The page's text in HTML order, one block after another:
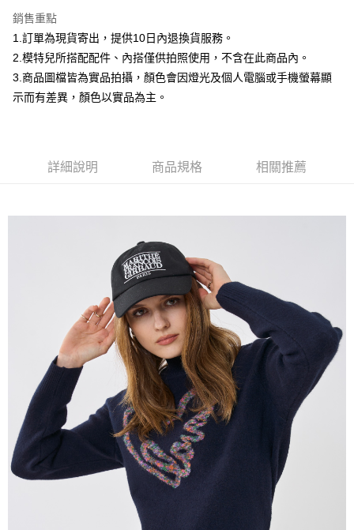
聯邦商業銀行
元大商業銀行
永豐商業銀行
台新國際商業銀行
中國信託商業銀行
台灣樂天信用卡公司
悠遊付
Google Pay
大哥付你分期
2.付款方式選擇「大哥付你分期」，訂單成立後會自動跳轉到大哥付的交易
流程，驗證手機門號後，選擇欲分期的期數、繳款截止日，確認付款後即完
4.訂單成立30分鐘內，如未前往確認交易或遇審核未通過，訂單將自動取
1.分期款項不併入電信帳單，「大哥付你分期」於每月結算日後寄送繳費提
2.透過簡訊連結打開帳單後，可選擇「超商條碼／台灣大直營門市／銀行轉
帳／街口支付／iPASS MONEY」等通路繳費。
【注意事項】
1.本服務係由「台灣大哥大股份有限公司」（以下簡稱本公司）所提供，讓
用戶於交易時，得透過本服務購買商品或服務，並由商店將買賣／分期付款
買賣價金債權讓與本公司後，依約使用本公司帳單繳交帳款。
2.基於同意付款使用「大哥付你分期」之契約關係目的，商店將以您的個人
資料（包含姓名、電話或地址）提供予台灣大哥大進項蒐集、處理及利用，
由本公司與您本人進行分期帳單所需資料之確認、核對及更正。
3.完整用戶服務條款，請詳閱以下連結：https://oppay.tw/userRule
相關說明
３．安心：先確認商品／服務後，再付款。
【「AFTEE先享後付」結帳流程】
１．於結帳方式選擇「AFTEE先享後付」後，將跳轉至「AFTEE先享後付」
結帳頁面，進行簡訊認證並確認金額後，即可完成結帳。
２．訂單成立數日內，您將收到繳費通知簡訊。
３．收到繳費通知簡訊後14天內，點擊此簡訊中的連結，可透過四大超商／
ATM／網路銀行／等多元方式進行付款，方視為交易完成。
※ 請注意：結帳手續完成當下不需立刻繳費，但若您需要取消訂單，請聯絡
購買商品的店家。未經商家同意取消之訂單仍視為有效，需透過AFTEE先享
後付繳納相關費用。
※ 交易是否成功請以「AFTEE先享後付 」之結帳頁面顯示為準，若有關於
是否繳費成功／繳費後需取消欲退款等相關疑問，請聯繫「AFTEE先享後付
客戶支援中心」
https://netprotections.freshdesk.com/support/home
【注意事項】
１．透過由恩沛科技股份有限公司提供之「AFTEE先享後付」服務完成之交
易，需依本服務之必要範圍內提供個人資料，並將交易相關給付款項請求債
權轉讓予恩沛科技股份有限公司。
２．關於個人資料處理事宜，請瀏覽以下網址：
每筆NT$120，滿NT$2,000(含以上)免運費
每筆NT$120，滿NT$2,000(含以上)免運費
每筆NT$120，滿NT$2,000(含以上)免運費
銷售重點
1.訂單為現貨寄出，提供10日內退換貨服務。
2.模特兒所搭配配件、內搭僅供拍照使用，不含在此商品內。
3.商品圖檔皆為實品拍攝，顏色會因燈光及個人電腦或手機螢幕顯
示而有差異，顏色以實品為主。
詳細說明 商品規格 相關推薦